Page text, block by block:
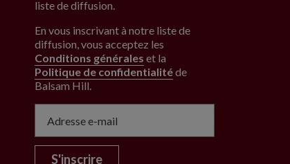
liste de diffusion.
En vous inscrivant à notre liste de
diffusion, vous acceptez les
Conditions générales et la
Politique de confidentialitéde
Balsam Hill.
S'inscrire